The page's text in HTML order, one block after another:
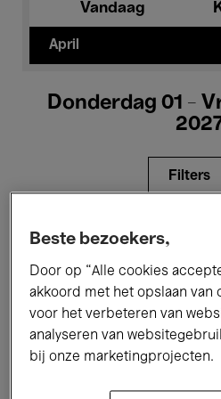
Vandaag
April
Donderdag 01 -
Filters
Alle evenementen
Tentoonstellingen
Performances
Jazz Klassieke Muziek
Beste bezoekers,
Door op “Alle cookies
akkoord met het opslaan van
voor het verbeteren van
analyseren van
bij onze marketingprojecten.